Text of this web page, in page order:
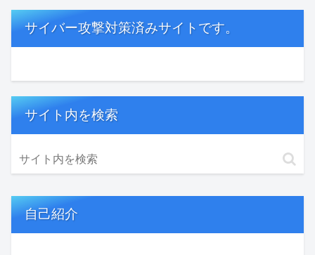
サイバー攻撃対策済みサイトです。
サイト内を検索
自己紹介